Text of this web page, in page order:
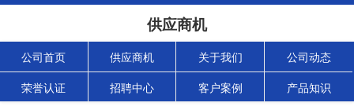
供应商机
公司首页 供应商机 关于我们 公司动态
荣誉认证 招聘中心 客户案例 产品知识